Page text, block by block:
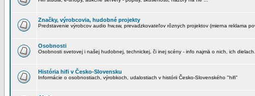
Značky, výrobcovia, hudobné projekty
Predstavenie výrobcov audio hw,sw, prevadzkovateľov rôznych projektov (mierna reklama
Osobnosti
Osobnosti svetovej i našej hudobnej, technickej, či inej scény - info najmä o nich, ich dielach.
História hifi v Česko-Slovensku
Informácie o osobnostiach, výrobkoch, udalostiach v histórii Česko-Slovenského "hifi"